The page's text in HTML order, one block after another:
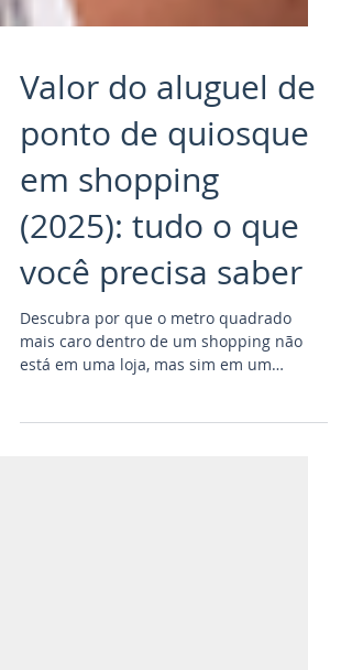
Valor do aluguel de
ponto de quiosque
em shopping
(2025): tudo o que
você precisa saber
Descubra por que o metro quadrado
está em uma loja, mas sim em um